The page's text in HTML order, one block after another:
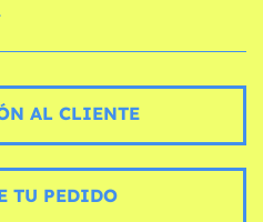
AL CLIENTE
TU PEDIDO